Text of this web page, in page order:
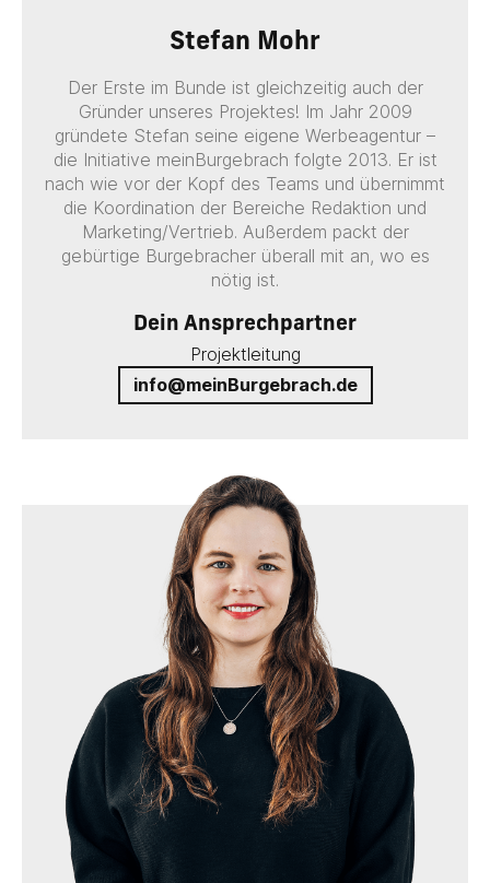
Stefan Mohr
Der Erste im Bunde ist gleichzeitig auch der
Gründer unseres Projektes! Im Jahr 2009
gründete Stefan seine eigene Werbeagentur –
die Initiative meinBurgebrach folgte 2013. Er ist
nach wie vor der Kopf des Teams und übernimmt
die Koordination der Bereiche Redaktion und
Marketing/Vertrieb. Außerdem packt der
gebürtige Burgebracher überall mit an, wo es
nötig ist.
Dein Ansprechpartner
Projektleitung
info@meinBurgebrach.de